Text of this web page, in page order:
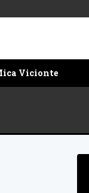
Vicionte